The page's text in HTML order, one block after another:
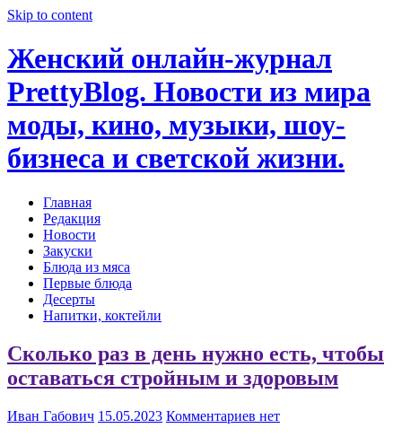
Skip to content
Женский онлайн-журнал
PrettyBlog. Новости из мира
моды, кино, музыки, шоу-
бизнеса и светской жизни.
Главная
Редакция
Новости
Закуски
Блюда из мяса
Первые блюда
Десерты
Напитки, коктейли
Сколько раз в день нужно есть, чтобы
оставаться стройным и здоровым
Иван Габович 15.05.2023 Комментариев нет